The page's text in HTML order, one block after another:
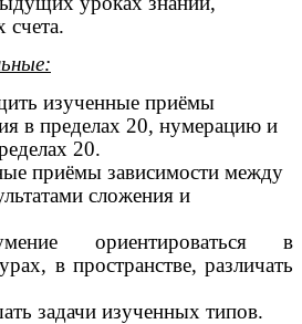
счета.
изученные приёмы
в пределах 20, нумерацию и
20.
приёмы зависимости между
сложения и
ориентироваться в
в пространстве, различать
задачи изученных типов.